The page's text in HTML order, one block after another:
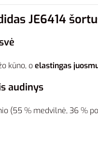
JE6414
kūno, oelastingas
audinys
(55 % medvilnė, 36 %